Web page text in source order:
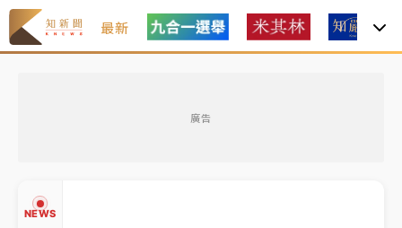
最新
廣告
NEWS
中信慈善基金會想增加董事人數！辜仲諒向法院聲請遭
駁 理由曝光